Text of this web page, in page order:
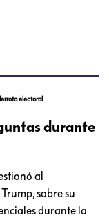
electoral
durante
al
sobre su
durante la